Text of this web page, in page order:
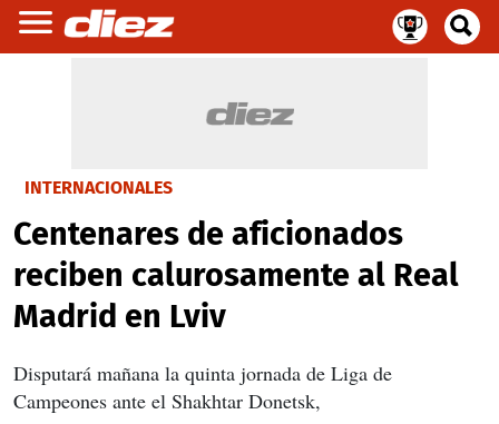
INTERNACIONALES
Centenares de aficionados
reciben calurosamente al Real
Madrid en Lviv
Disputará mañana la quinta jornada de Liga de
Campeones ante el Shakhtar Donetsk,